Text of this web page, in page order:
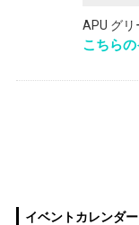
APU グ
こちらの
イベントカレンダー